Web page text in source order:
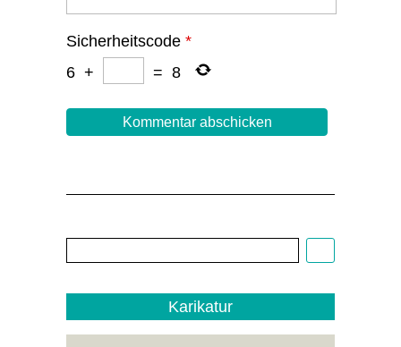
Sicherheitscode *
6 + = 8
Karikatur